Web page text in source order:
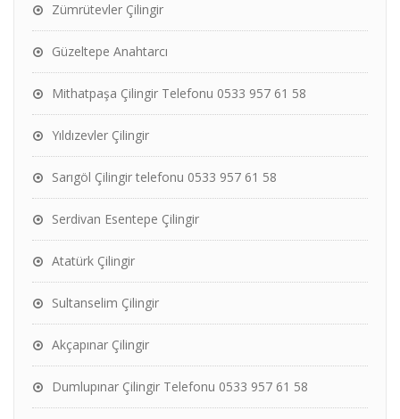
Zümrütevler Çilingir
Güzeltepe Anahtarcı
Mithatpaşa Çilingir Telefonu 0533 957 61 58
Yıldızevler Çilingir
Sarıgöl Çilingir telefonu 0533 957 61 58
Serdivan Esentepe Çilingir
Atatürk Çilingir
Sultanselim Çilingir
Akçapınar Çilingir
Dumlupınar Çilingir Telefonu 0533 957 61 58